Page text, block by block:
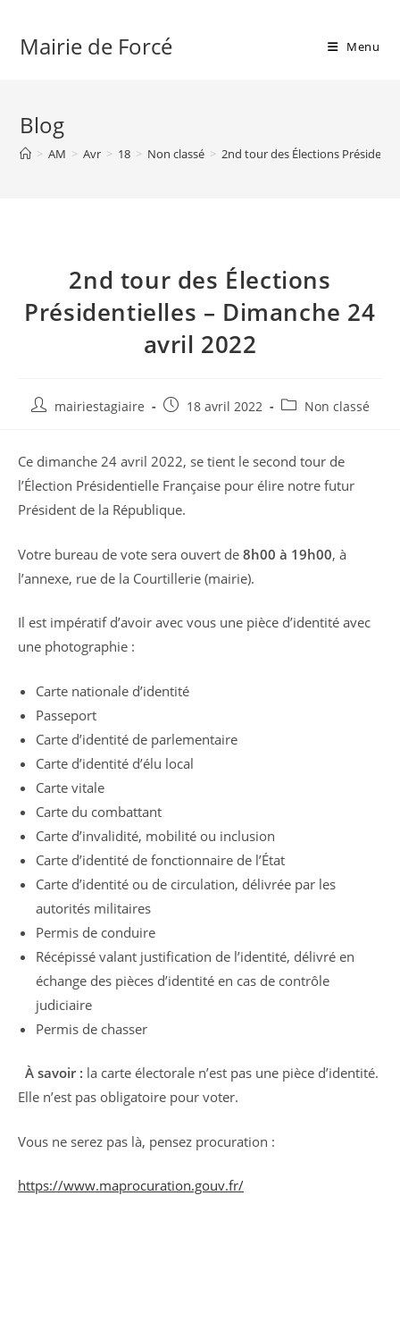
contentMairie de Forcé Menu
Blog
> AM > Avr > 18 > Non classé > 2nd tour des Élections
2nd tour des Élections
Présidentielles – Dimanche 24
avril 2022
Auteur/autrice
publication :
mairiestagiaire
Publication
18 avril 2022
Post Non classé
Ce dimanche 24 avril 2022, se tient le second tour de
l’Élection Présidentielle Française pour élire notre futur
Président de la République.
Votre bureau de vote sera ouvert de 8h00 à 19h00, à
l’annexe, rue de la Courtillerie (mairie).
Il est impératif d’avoir avec vous une pièce d’identité avec
une photographie :
Carte nationale d’identité
Passeport
Carte d’identité de parlementaire
Carte d’identité d’élu local
Carte vitale
Carte du combattant
Carte d’invalidité, mobilité ou inclusion
Carte d’identité de fonctionnaire de l’État
Carte d’identité ou de circulation, délivrée par les
autorités militaires
Permis de conduire
Récépissé valant justification de l’identité, délivré en
échange des pièces d’identité en cas de contrôle
judiciaire
Permis de chasser
À savoir : la carte électorale n’est pas une pièce d’identité.
Elle n’est pas obligatoire pour voter.
Vous ne serez pas là, pensez procuration :
https://www.maprocuration.gouv.fr/